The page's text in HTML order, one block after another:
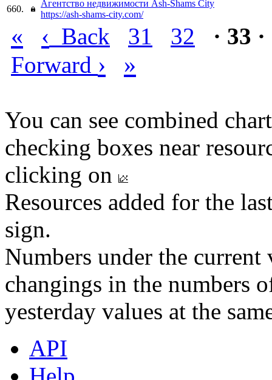
660.
Агентство недвижимости Ash-Shams City
https://ash-shams-city.com/
« ‹ Back 31 32
· 33 ·
Forward › »
You can see combined
checking boxes near
clicking on
Resources added for the
sign.
Numbers under the
changings in the numbers
yesterday values at the
API